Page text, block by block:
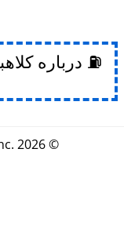
⛽ درباره
© 2026